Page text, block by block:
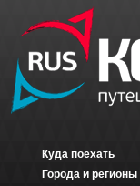
Куда поехать
Города и регионы